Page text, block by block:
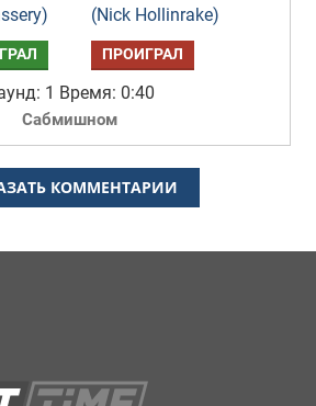
(Nick Hollinrake)
ПРОИГРАЛ
1 Время: 0:40
Сабмишном
КОММЕНТАРИИ